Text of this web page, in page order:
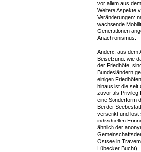
vor allem aus
Weitere Aspekte
Veränderungen:
wachsende
Generationen
Anachronismus.
Andere, aus dem
Beisetzung, wie
der Friedhöfe,
Bundesländern
einigen
hinaus ist die seit
zuvor als Privileg
eine Sonderform
Bei der
versenkt und löst
individuellen
ähnlich der
Ostsee in
Lübecker Bucht).